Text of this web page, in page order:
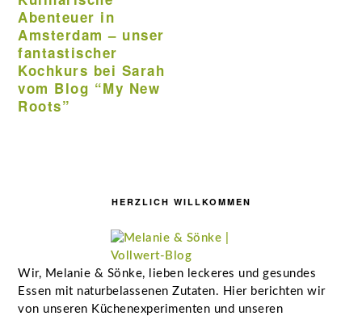
Abenteuer in
Amsterdam – unser
fantastischer
Kochkurs bei Sarah
vom Blog “My New
Roots”
HERZLICH WILLKOMMEN
Wir, Melanie & Sönke, lieben leckeres und gesundes
Essen mit naturbelassenen Zutaten. Hier berichten wir
von unseren Küchenexperimenten und unseren